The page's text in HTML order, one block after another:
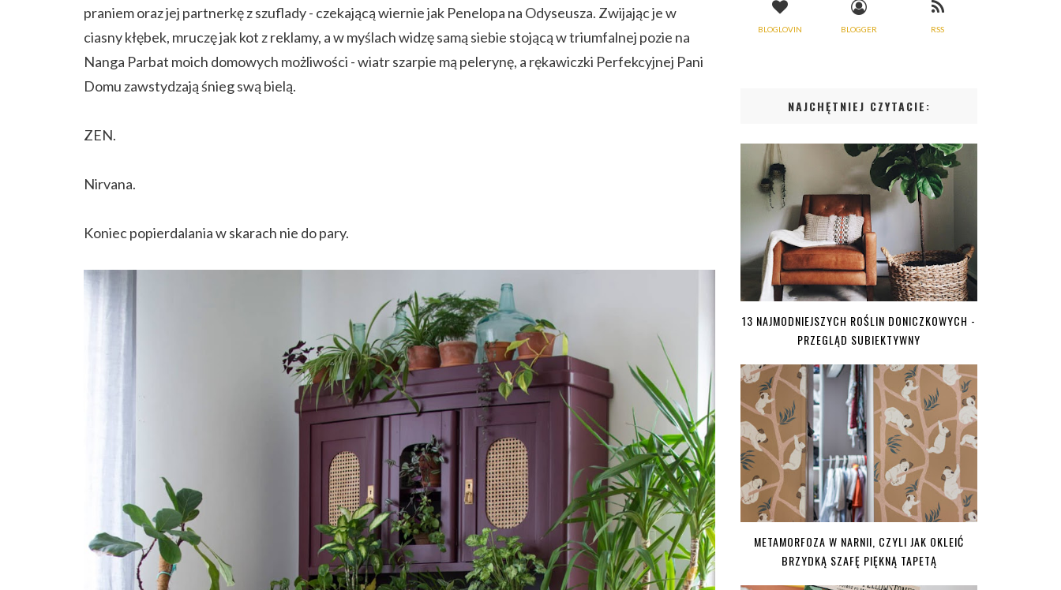
praniem oraz jej partnerkę z szuflady - czekającą wiernie jak Penelopa na Odyseusza. Zwijając je w
ciasny kłębek, mruczę jak kot z reklamy, a w myślach widzę samą siebie stojącą w triumfalnej pozie na
Nanga Parbat moich domowych możliwości - wiatr szarpie mą pelerynę, a rękawiczki Perfekcyjnej Pani
Domu zawstydzają śnieg swą bielą.
ZEN.
Nirvana.
Koniec popierdalania w skarach nie do pary.
BLOGLOVIN BLOGGER RSS
NAJCHĘTNIEJ CZYTACIE:
13 NAJMODNIEJSZYCH ROŚLIN DONICZKOWYCH -
PRZEGLĄD SUBIEKTYWNY
METAMORFOZA W NARNII, CZYLI JAK OKLEIĆ
BRZYDKĄ SZAFĘ PIĘKNĄ TAPETĄ